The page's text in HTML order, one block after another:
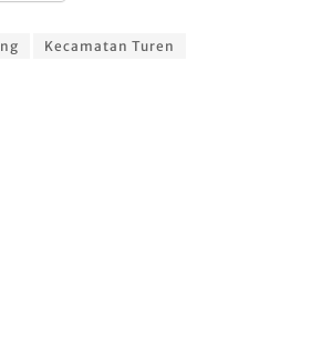
Kecamatan Turen